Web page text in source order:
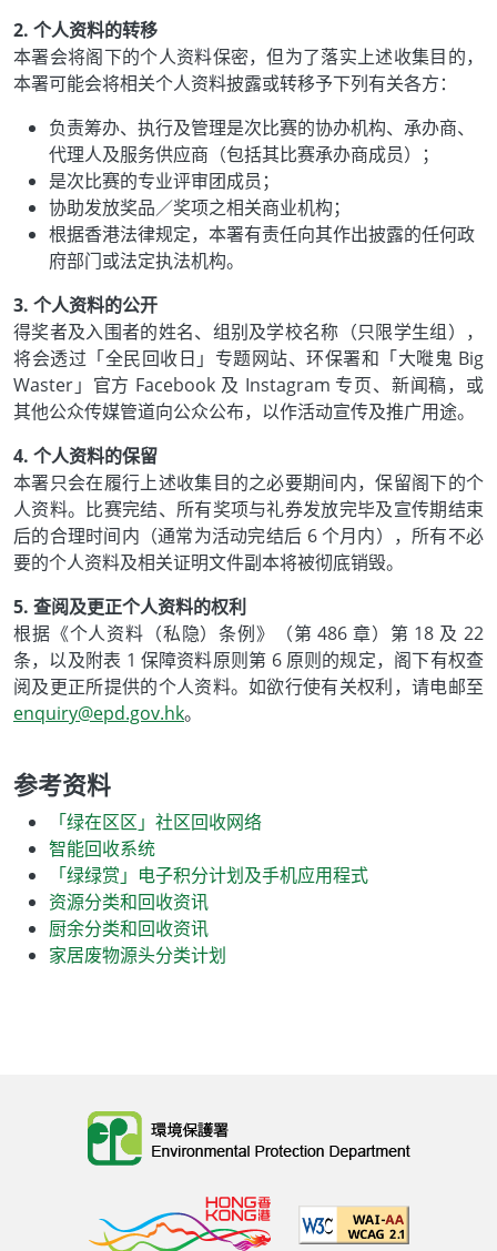
2. 个人资料的转移
本署会将阁下的个人资料保密，但为了落实上述收集目的，
本署可能会将相关个人资料披露或转移予下列有关各方：
负责筹办、执行及管理是次比赛的协办机构、承办商、
代理人及服务供应商（包括其比赛承办商成员）；
是次比赛的专业评审团成员；
协助发放奖品／奖项之相关商业机构；
根据香港法律规定，本署有责任向其作出披露的任何政
府部门或法定执法机构。
3. 个人资料的公开
得奖者及入围者的姓名、组别及学校名称（只限学生组），
将会透过「全民回收日」专题网站、环保署和「大嘥鬼 Big
Waster」官方 Facebook 及 Instagram 专页、新闻稿，或
其他公众传媒管道向公众公布，以作活动宣传及推广用途。
4. 个人资料的保留
本署只会在履行上述收集目的之必要期间内，保留阁下的个
人资料。比赛完结、所有奖项与礼券发放完毕及宣传期结束
后的合理时间内（通常为活动完结后 6 个月内），所有不必
要的个人资料及相关证明文件副本将被彻底销毁。
5. 查阅及更正个人资料的权利
根据《个人资料（私隐）条例》（第 486 章）第 18 及 22
条，以及附表 1 保障资料原则第 6 原则的规定，阁下有权查
阅及更正所提供的个人资料。如欲行使有关权利，请电邮至
enquiry@epd.gov.hk。
参考资料
「绿在区区」社区回收网络
智能回收系统
「绿绿赏」电子积分计划及手机应用程式
资源分类和回收资讯
厨余分类和回收资讯
家居废物源头分类计划